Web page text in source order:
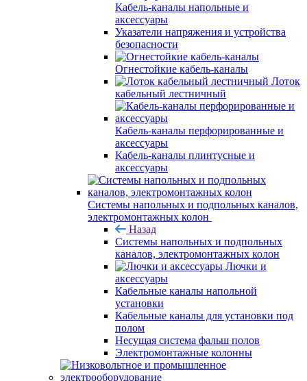
Кабель-каналы напольные и
аксессуары
Указатели напряжения и устройства
безопасности
Огнестойкие кабель-каналы
Лоток
кабельный лестничный
Кабель-каналы перфорированные и
аксессуары
Кабель-каналы плинтусные и
аксессуары
Системы напольных и подпольных каналов,
электромонтажных колон
Назад
Системы напольных и подпольных
каналов, электромонтажных колон
Лючки и
аксессуары
Кабельные каналы напольной
установки
Кабельные каналы для установки под
полом
Несущая система фальш полов
Электромонтажные колонны